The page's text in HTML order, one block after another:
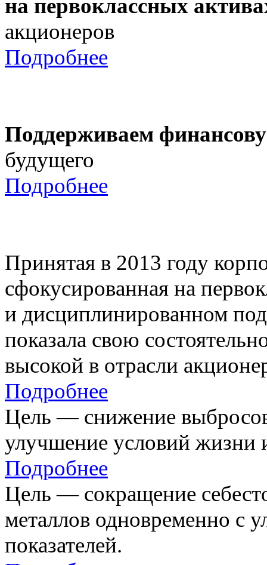
на первоклассных
акционеров
Подробнее
Поддерживаем
будущего
Подробнее
Принятая в 2013 году
сфокусированная на
и дисциплинированном
показала свою
высокой в отрасли
Подробнее
Цель — снижение
улучшение условий жизни
Подробнее
Цель — сокращение
металлов одновременно с
показателей.